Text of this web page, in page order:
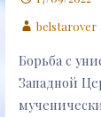
belstarover
Борьба с
Западной